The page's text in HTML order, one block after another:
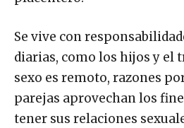
Se vive con
diarias, como los hijos y el
sexo es remoto, razones
parejas aprovechan los
tener sus relaciones